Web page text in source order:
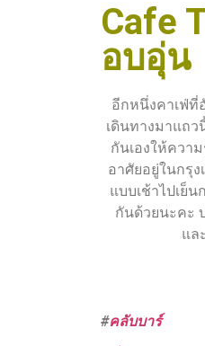
Cafe
อบอุ่น
อีกหนึ่งคาเฟ่ที่
เดินทางมาแถ
กันเองให้ควา
อาศัยอยู่ในกรุ
แบบเช้าไปเย็
กันด้วยนะคะ
แล
#คลับบาร์